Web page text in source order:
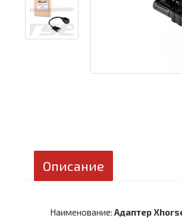
Описание
Наименование: Адаптер